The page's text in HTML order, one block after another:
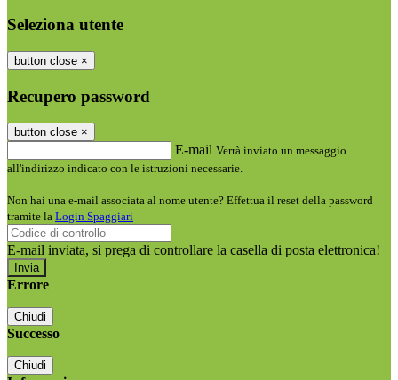
Seleziona utente
button close ×
Recupero password
button close ×
E-mail Verrà inviato un messaggio
all'indirizzo indicato con le istruzioni necessarie.
Non hai una e-mail associata al nome utente? Effettua il reset della password
tramite la Login Spaggiari
E-mail inviata, si prega di controllare la casella di posta elettronica!
Errore
Chiudi
Successo
Chiudi